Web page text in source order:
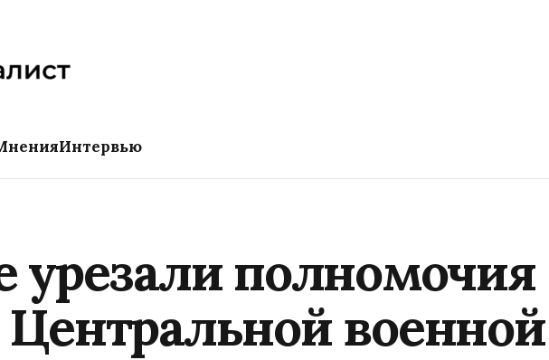
Интервью
урезали полномочия
Центральной